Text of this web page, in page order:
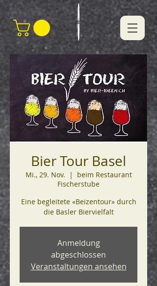
Bier Tour Basel
Mi., 29. Nov.
  |
beim Restaurant
Fischerstube
Eine begleitete «Beizentour» durch
die Basler Biervielfalt
Anmeldung
abgeschlossen
Veranstaltungen ansehen